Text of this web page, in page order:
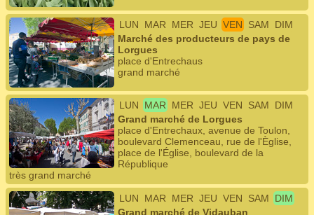
LUN MAR MER JEU VEN SAM
DIM
Marché des producteurs de pays de
Lorgues
place d'Entrechaus
grand marché
LUN MAR MER JEU VEN SAM
DIM
Grand marché de Lorgues
place d'Entrechaux, avenue de Toulon,
boulevard Clemenceau, rue de l'Èglise,
place de l'Église, boulevard de la
République
très grand marché
LUN MAR MER JEU VEN SAM
DIM
Grand marché de Vidauban